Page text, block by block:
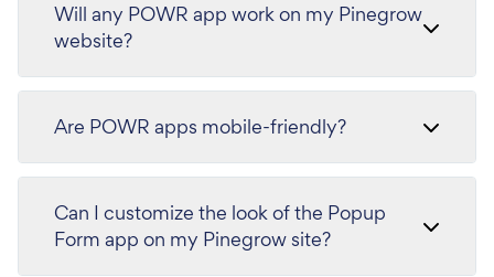
Will any POWR app work on my Pinegrow
website?
Are POWR apps mobile-friendly?
Can I customize the look of the Popup
Form app on my Pinegrow site?